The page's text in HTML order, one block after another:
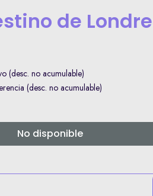
de
(desc. no acumulable)
(desc. no acumulable)
No disponible